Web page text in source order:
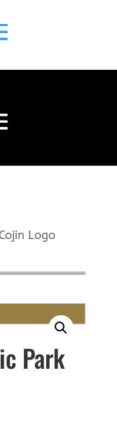
Logo
Park